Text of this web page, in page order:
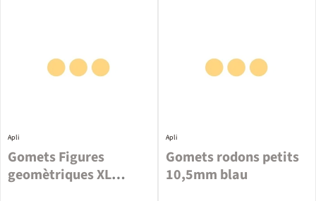
Gomets Figures
geomètriques XL
Apli
Gomets rodons petits
10,5mm blau
Apli